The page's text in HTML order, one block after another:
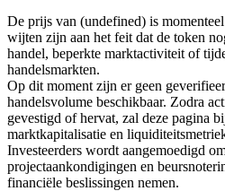
USDT-futures
Futures met USDT als
De prijs van (undefined) is
wijten zijn aan het feit dat de token
handel, beperkte marktactiviteit of
handelsmarkten.
Op dit moment zijn er geen
handelsvolume beschikbaar. Zodra
gevestigd of hervat, zal deze pagina
marktkapitalisatie en
Investeerders wordt aangemoedigd
projectaankondigingen en
financiële beslissingen nemen.